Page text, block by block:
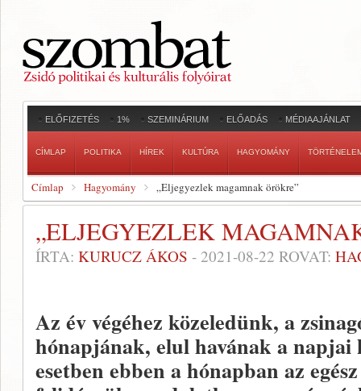
ELŐFIZETÉS 1% SZEMINÁRIUM ELŐADÁS MÉDIAAJÁNLAT
CÍMLAP POLITIKA HÍREK KULTÚRA HAGYOMÁNY
Címlap Hagyomány „Eljegyezlek magamnak örökre”
„ELJEGYEZLEK
ÍRTA: KURUCZ ÁKOS - 2021-08-22 ROVAT:
Az év végéhez közeledünk, a
hónapjának, elul havának a napjai
esetben ebben a hónapban az